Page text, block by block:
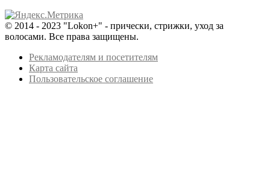
© 2014 - 2023 "Lokon+" - прически, стрижки, уход за
волосами. Все права защищены.
Рекламодателям и посетителям
Карта сайта
Пользовательское соглашение